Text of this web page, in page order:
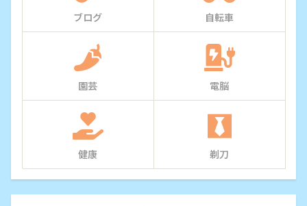
ブログ 自転車
園芸 電脳
健康 剃刀